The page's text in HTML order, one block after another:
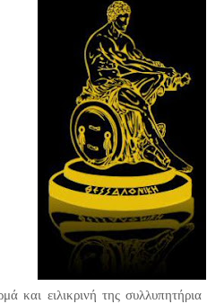
και ειλικρινή της